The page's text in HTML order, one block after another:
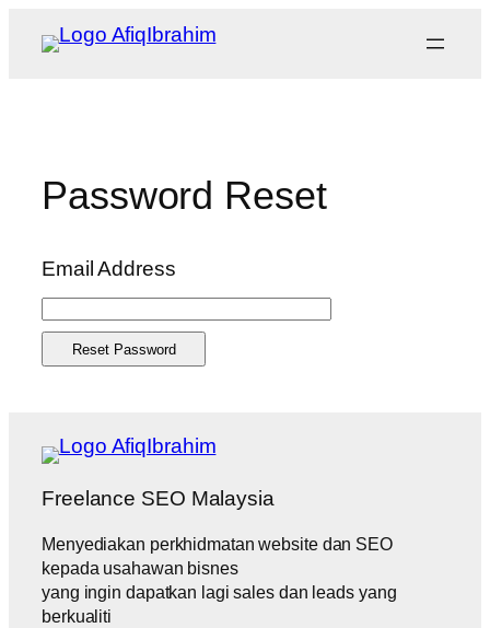
Password Reset
Email Address
Freelance SEO Malaysia
Menyediakan perkhidmatan website dan SEO
kepada usahawan bisnes
yang ingin dapatkan lagi sales dan leads yang
berkualiti